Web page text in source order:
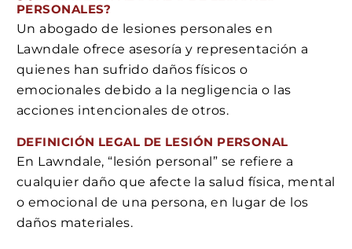
PERSONALES?
Un abogado de lesiones personales en
Lawndale ofrece asesoría y representación a
quienes han sufrido daños físicos o
emocionales debido a la negligencia o las
acciones intencionales de otros.
DEFINICIÓN LEGAL DE LESIÓN PERSONAL
En Lawndale, “lesión personal” se refiere a
cualquier daño que afecte la salud física, mental
o emocional de una persona, en lugar de los
daños materiales.